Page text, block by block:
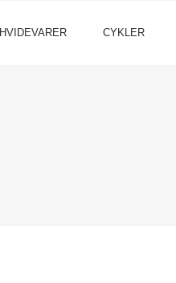
HVIDEVARER CYKLER